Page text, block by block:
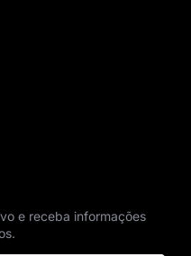
e receba informações